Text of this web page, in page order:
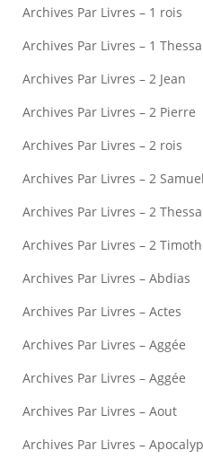
Archives Par Livres – 1 rois
Archives Par Livres – 1
Archives Par Livres – 2 Jean
Archives Par Livres – 2 Pierre
Archives Par Livres – 2 rois
Archives Par Livres – 2 Samuel
Archives Par Livres – 2
Archives Par Livres – 2
Archives Par Livres – Abdias
Archives Par Livres – Actes
Archives Par Livres – Aggée
Archives Par Livres – Aggée
Archives Par Livres – Aout
Archives Par Livres –